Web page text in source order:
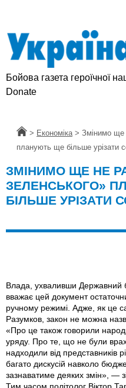
Бойова газета героїчної
Donate
Головна
> Економіка > Змінимо ще
планують ще більше урізати
ЗМІНИМО ЩЕ НЕ
ЗЕЛЕНСЬКОГО»
БІЛЬШЕ УРІЗАТИ
Влада, ухваливши Державний
вважає цей документ
ручному режимі. Адже, як це
Разумков, закон не можна
«Про це також говорили
уряду. Про те, що не були
надходили від представників
багато дискусій навколо
зазнаватиме деяких змін», —